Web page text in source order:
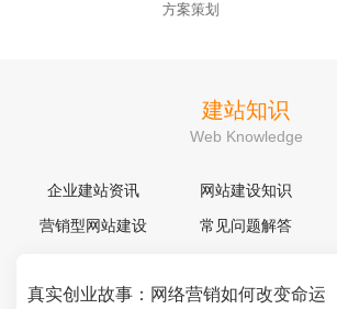
建站知识
Web Knowledge
企业建站资讯 网站建设知识
营销型网站建设
常见问题解答
真实创业故事：网络营销如何改变命运